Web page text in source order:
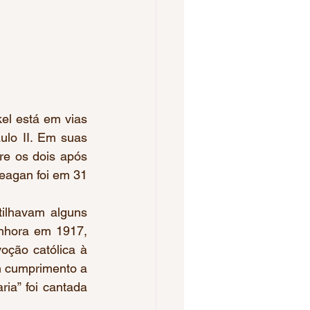
está em vias
II. Em suas
os dois após
foi em 31
alguns
em 1917,
católica à
cumprimento a
foi cantada